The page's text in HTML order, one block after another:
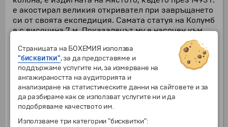
е акостирал великия откривател при завръщането
си от своята експедиция. Самата статуя на Колумб
е с височина 7 м. Показалецът му е насочен към
морето – като символ на значението, което е
имало за развитието на Барселона. До върха на
монумента може да се стигне посредством малък
асансьор, а отгоре пред вас ще се открие
внушителна гледка към града и пристанището.
Паметникът се издига в източния край на
“Рамбла”, на живописния крайбрежен булевард,
украсен от палмите и местните заведения. В
близост до паметника се намира Морският музей.
Страницата на БОХЕМИЯ използва
"бисквитки", за да предоставяме и
поддържаме услугите ни, за измерване на
ангажираността на аудиторията и
анализиране на статистическите данни на сайтовете и за
да разбираме как се използват услугите ни и да
подобряваме качеството им.
Използваме три категории "бисквитки":